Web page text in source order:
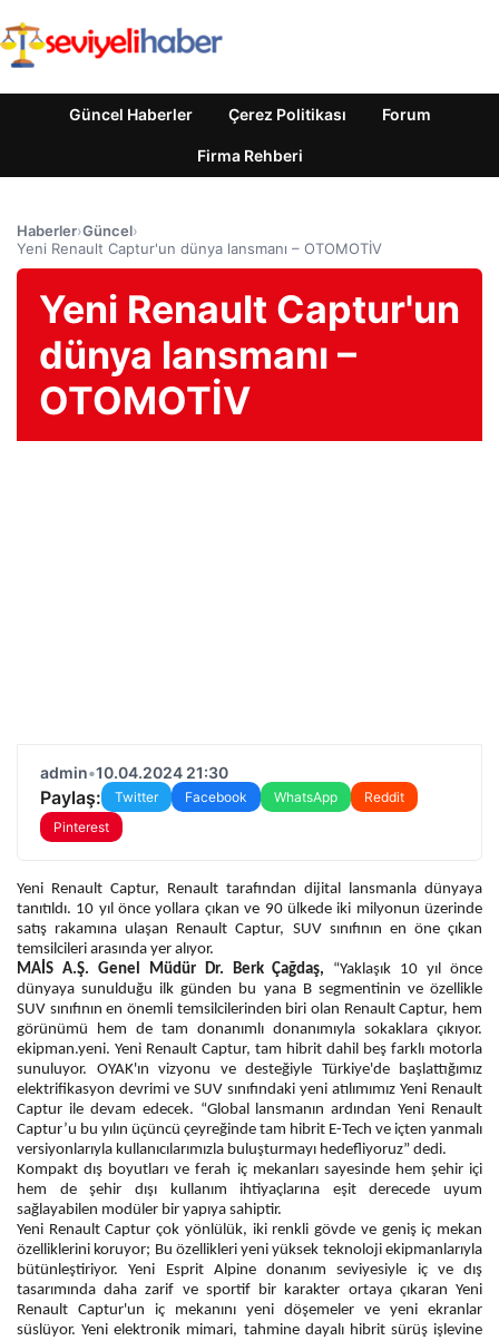
Güncel Haberler Çerez Politikası Forum
Firma Rehberi
Haberler›Güncel›
Yeni Renault Captur'un dünya lansmanı – OTOMOTİV
Yeni Renault Captur'un
dünya lansmanı –
OTOMOTİV
admin•10.04.2024 21:30
Paylaş: Twitter Facebook WhatsApp
Reddit
Pinterest
Yeni Renault Captur, Renault tarafından dijital lansmanla dünyaya
tanıtıldı. 10 yıl önce yollara çıkan ve 90 ülkede iki milyonun üzerinde
satış rakamına ulaşan Renault Captur, SUV sınıfının en öne çıkan
temsilcileri arasında yer alıyor.
MAİS A.Ş. Genel Müdür Dr. Berk Çağdaş, “Yaklaşık 10 yıl önce
dünyaya sunulduğu ilk günden bu yana B segmentinin ve özellikle
SUV sınıfının en önemli temsilcilerinden biri olan Renault Captur, hem
görünümü hem de tam donanımlı donanımıyla sokaklara çıkıyor.
ekipman.yeni. Yeni Renault Captur, tam hibrit dahil beş farklı motorla
sunuluyor. OYAK'ın vizyonu ve desteğiyle Türkiye'de başlattığımız
elektrifikasyon devrimi ve SUV sınıfındaki yeni atılımımız Yeni Renault
Captur ile devam edecek. “Global lansmanın ardından Yeni Renault
Captur’u bu yılın üçüncü çeyreğinde tam hibrit E-Tech ve içten yanmalı
versiyonlarıyla kullanıcılarımızla buluşturmayı hedefliyoruz” dedi.
Kompakt dış boyutları ve ferah iç mekanları sayesinde hem şehir içi
hem de şehir dışı kullanım ihtiyaçlarına eşit derecede uyum
sağlayabilen modüler bir yapıya sahiptir.
Yeni Renault Captur çok yönlülük, iki renkli gövde ve geniş iç mekan
özelliklerini koruyor; Bu özellikleri yeni yüksek teknoloji ekipmanlarıyla
bütünleştiriyor. Yeni Esprit Alpine donanım seviyesiyle iç ve dış
tasarımında daha zarif ve sportif bir karakter ortaya çıkaran Yeni
Renault Captur'un iç mekanını yeni döşemeler ve yeni ekranlar
süslüyor. Yeni elektronik mimari, tahmine dayalı hibrit sürüş işlevine